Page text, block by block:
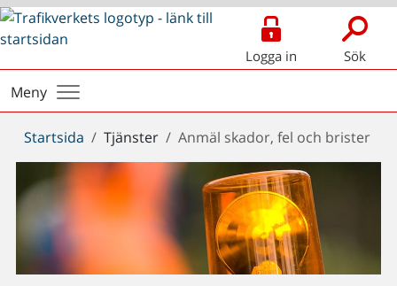
Logga in Sök
Meny
Du
är
här:
Startsida Tjänster Anmäl skador, fel och brister